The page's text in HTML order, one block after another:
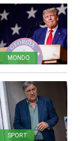
MONDO
SPORT